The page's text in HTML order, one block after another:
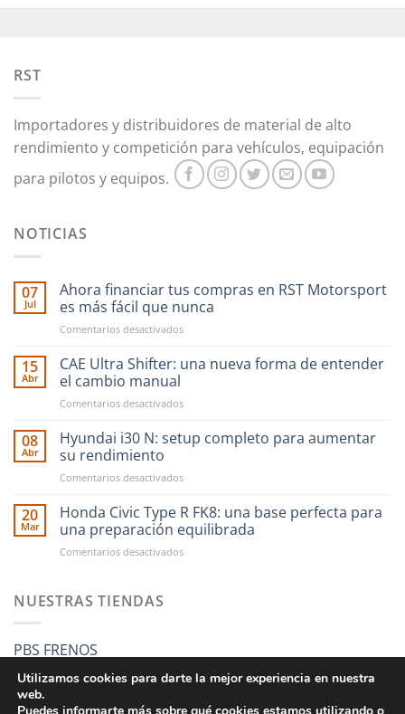
página
de
producto
RST
Importadores y distribuidores de material de alto
rendimiento y competición para vehículos, equipación
para pilotos y equipos.
NOTICIAS
07
Jul
Ahora financiar tus compras en RST Motorsport
es más fácil que nunca
Comentarios desactivadosen
financiar
tus
en
Motorsport
fácil
nunca
15
Abr
CAE Ultra Shifter: una nueva forma de entender
el cambio manual
Comentarios desactivadosen
Ultra
Shifter:
nueva
de
entender
cambio
08
Abr
Hyundai i30 N: setup completo para aumentar
su rendimiento
Comentarios desactivadosen
i30
N:
setup
completo
20
Mar
Honda Civic Type R FK8: una base perfecta para
una preparación equilibrada
Comentarios desactivadosen
base
perfecta
NUESTRAS TIENDAS
PBS FRENOS
Utilizamos cookies para darte la mejor experiencia en nuestra
web.